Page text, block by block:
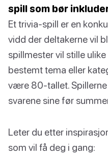
spill som bør
Et trivia-spill er en
vidd der deltakerne vil
spillmester vil stille
bestemt tema eller
være 80-tallet.
svarene sine før
Leter du etter
som vil få deg i gang: